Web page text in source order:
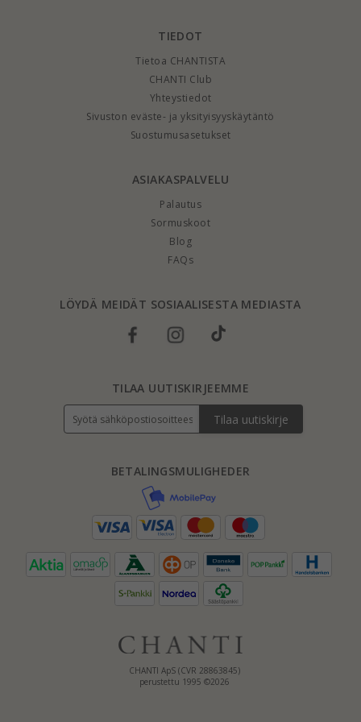
TIEDOT
Tietoa CHANTISTA
CHANTI Club
Yhteystiedot
Sivuston eväste- ja yksityisyyskäytäntö
Suostumusasetukset
ASIAKASPALVELU
Palautus
Sormuskoot
Blog
FAQs
LÖYDÄ MEIDÄT SOSIAALISESTA MEDIASTA
CHANTI ApS (CVR 28863845)
perustettu 1995 ©2026
BETALINGSMULIGHEDER
TILAA UUTISKIRJEEMME
Tilaa uutiskirje